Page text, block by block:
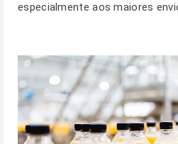
especialmente aos maiores